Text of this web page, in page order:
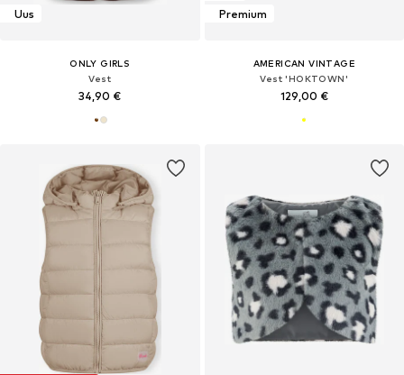
Uus
ONLY GIRLS
Vest
34,90 €
Premium
AMERICAN VINTAGE
Vest 'HOKTOWN'
129,00 €